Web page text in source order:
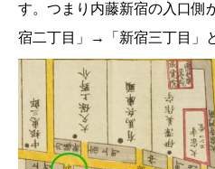
す。つまり内藤新宿の入口
宿二丁目」→「新宿三丁目」